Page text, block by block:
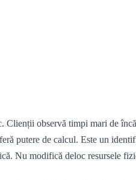
Clienții observă timpi mari de
putere de calcul. Este un
Nu modifică deloc resursele